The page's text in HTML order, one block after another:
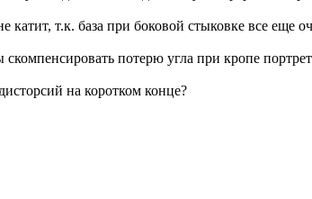
т.к. база при боковой стыковке все еще
потерю угла при кропе
на коротком конце?